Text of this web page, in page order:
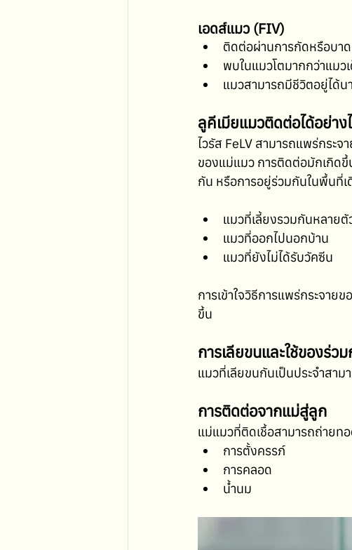
เอดส์แมว (FIV)
ติดต่อผ่านการกัดหรือบา
พบในแมวโตมากกว่าแมว
แมวสามารถมีชีวิตอยู่ได้
ลูคีเมียแมวติดต่อได้อย่าง
ไวรัส FeLV สามารถแพร่กระ
ของแม่แมว การติดต่อมักเกิดขึ้
กัน หรือการอยู่ร่วมกันในพื้นที่เ
แมวที่เลี้ยงรวมกันหลายตั
แมวที่ออกไปนอกบ้าน
แมวที่ยังไม่ได้รับวัคซีน
การเข้าใจวิธีการแพร่กระจาย
ขึ้น
การเลียขนและใช้ของร่ว
แมวที่เลียขนกันเป็นประจำสาม
การติดต่อจากแม่สู่ลูก
แม่แมวที่ติดเชื้อสามารถถ่ายท
การตั้งครรภ์
การคลอด
น้ำนม